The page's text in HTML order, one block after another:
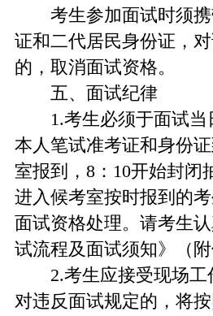
考生参加面试时须携
证和二代居民身份证，
的，取消面试资格。
五、面试纪律
1.考生必须于面试当
本人笔试准考证和身份
室报到，8：10开始封闭
进入候考室按时报到的
面试资格处理。请考生
试流程及面试须知》（附
2.考生应接受现场工
对违反面试规定的，将